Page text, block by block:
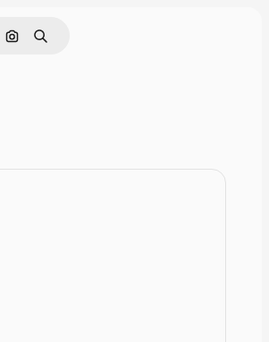
Rechercher par image
Rechercher